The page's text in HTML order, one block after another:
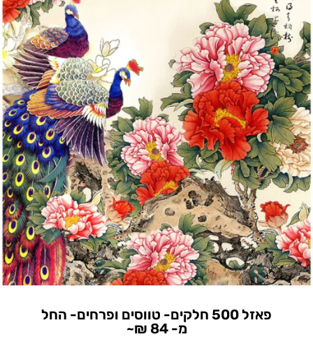
פאזל 500 חלקים- טווסים ופרחים- החל
מ- 84 ₪~